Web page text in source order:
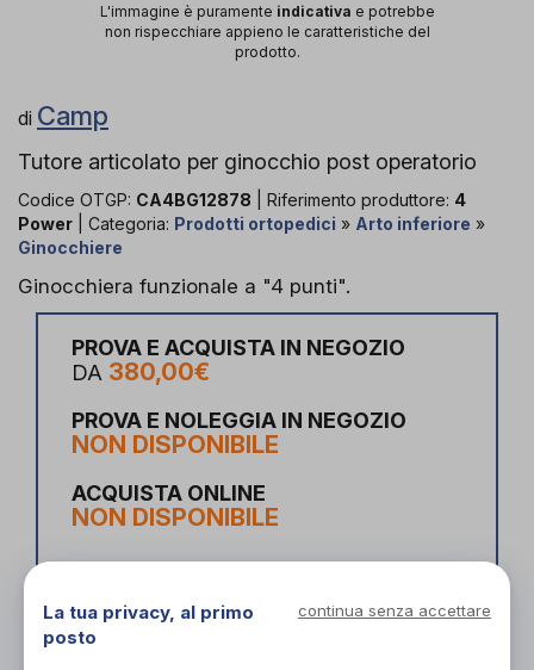
L'immagine è puramente indicativa e potrebbe
non rispecchiare appieno le caratteristiche del
prodotto.
di Camp
Tutore articolato per ginocchio post operatorio
Codice OTGP: CA4BG12878 | Riferimento produttore: 4
Power | Categoria: Prodotti ortopedici » Arto inferiore »
Ginocchiere
Ginocchiera funzionale a "4 punti".
PROVA E ACQUISTA IN NEGOZIO
DA 380,00€
PROVA E NOLEGGIA IN NEGOZIO
NON DISPONIBILE
ACQUISTA ONLINE
NON DISPONIBILE
La tua privacy, al primo
posto
continua senza accettare